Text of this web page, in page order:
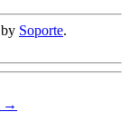
by Soporte.
→